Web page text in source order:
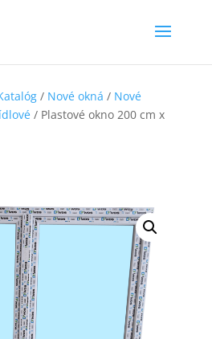
/ Nové okná / Nové
/ Plastové okno 200 cm x